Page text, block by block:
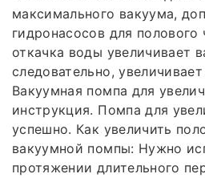
максимального вакуума,
гидронасосов для полового
откачка воды увеличивает
следовательно,
Вакуумная помпа для
инструкция. Помпа для
успешно. Как увеличить
вакуумной помпы: Нужно
протяжении длительного